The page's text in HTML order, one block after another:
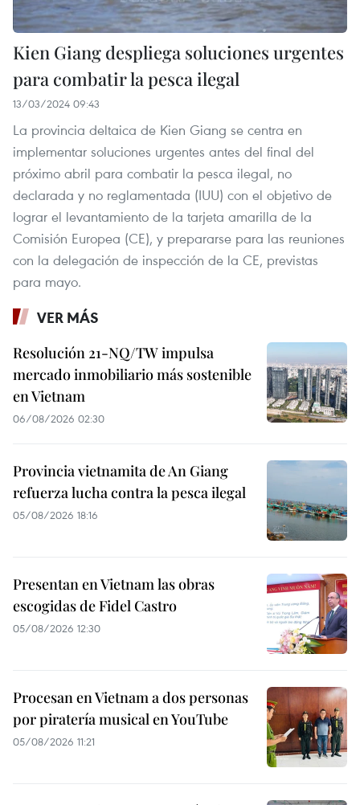
Kien Giang despliega soluciones urgentes
para combatir la pesca ilegal
13/03/2024 09:43
La provincia deltaica de Kien Giang se centra en
implementar soluciones urgentes antes del final del
próximo abril para combatir la pesca ilegal, no
declarada y no reglamentada (IUU) con el objetivo de
lograr el levantamiento de la tarjeta amarilla de la
Comisión Europea (CE), y prepararse para las reuniones
con la delegación de inspección de la CE, previstas
para mayo.
VER MÁS
Resolución 21-NQ/TW impulsa
mercado inmobiliario más sostenible
en Vietnam
06/08/2026 02:30
Provincia vietnamita de An Giang
refuerza lucha contra la pesca ilegal
05/08/2026 18:16
Presentan en Vietnam las obras
escogidas de Fidel Castro
05/08/2026 12:30
Procesan en Vietnam a dos personas
por piratería musical en YouTube
05/08/2026 11:21